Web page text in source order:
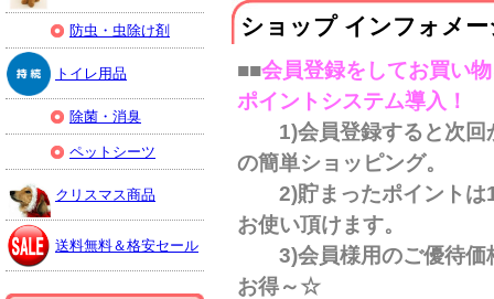
ショップ インフォメ
■■会員登録をしてお買い
ポイントシステム導入！
1)会員登録すると次
の簡単ショッピング。
2)貯まったポイントは1
お使い頂けます。
3)会員様用のご優待価
お得～☆
防虫・虫除け剤
トイレ用品
除菌・消臭
ペットシーツ
クリスマス商品
送料無料＆格安セール